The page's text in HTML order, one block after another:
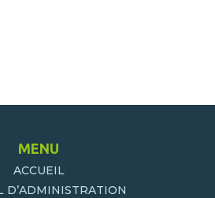
MENU
ACCUEIL
D’ADMINISTRATION